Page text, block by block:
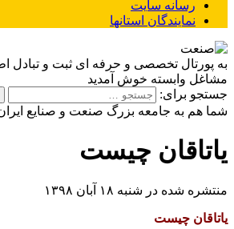
رسانه سایت
نمایندگان استانها
به پورتال تخصصی و حرفه ای ثبت و تبادل
مشاغل وابسته خوش آمدید
جستجو برای:
شما هم به جامعه بزرگ صنعت و صنایع ایران
یاتاقان چیست
منتشره شده در شنبه ۱۸ آبان ۱۳۹۸
یاتاقان چیست